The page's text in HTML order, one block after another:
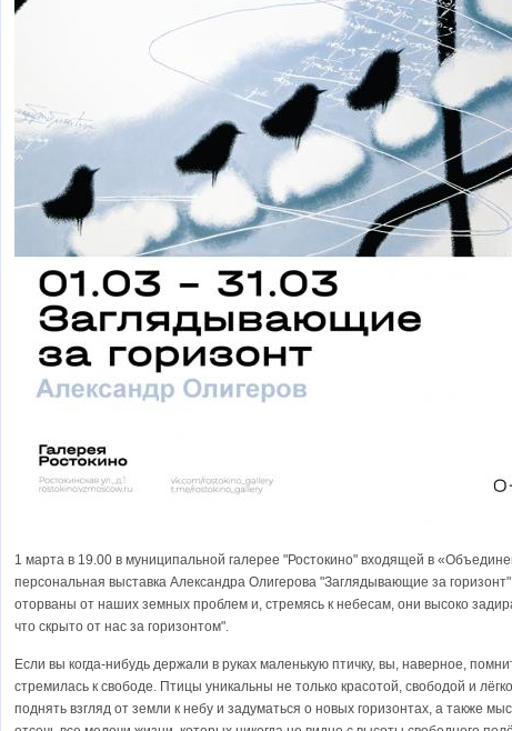
1 марта в 19.00 в муниципальной галерее "Ростокино" входящей в
персональная выставка Александра Олигерова "Заглядывающие за
оторваны от наших земных проблем и, стремясь к небесам, они высоко
что скрыто от нас за горизонтом".
Если вы когда-нибудь держали в руках маленькую птичку, вы, наверное,
стремилась к свободе. Птицы уникальны не только красотой, свободой и
поднять взгляд от земли к небу и задуматься о новых горизонтах, а также